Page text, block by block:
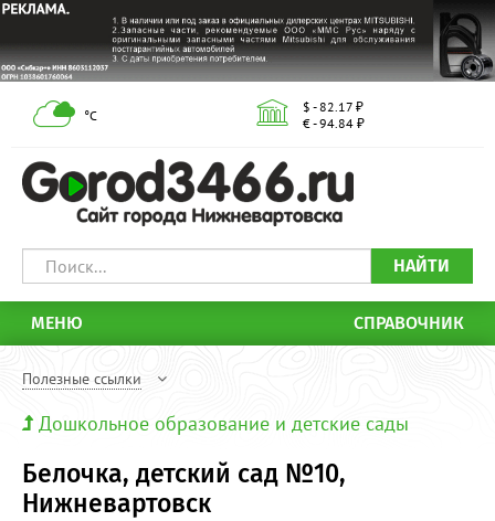
°С
$ - 82.17 ₽
€ - 94.84 ₽
НАЙТИ
МЕНЮ СПРАВОЧНИК
Полезные ссылки
Дошкольное образование и детские сады
Белочка, детский сад №10,
Нижневартовск